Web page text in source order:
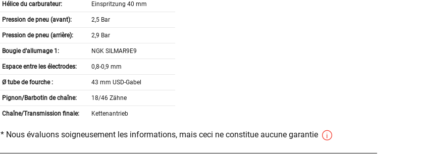
Hélice du carburateur: Einspritzung 40 mm
Pression de pneu (avant): 2,5 Bar
Pression de pneu (arrière): 2,9 Bar
Bougie d'allumage 1: NGK SILMAR9E9
Espace entre les électrodes: 0,8-0,9 mm
Ø tube de fourche : 43 mm USD-Gabel
Pignon/Barbotin de chaîne: 18/46 Zähne
Chaîne/Transmission finale: Kettenantrieb
* Nous évaluons soigneusement les informations, mais ceci ne constitue aucune garantie